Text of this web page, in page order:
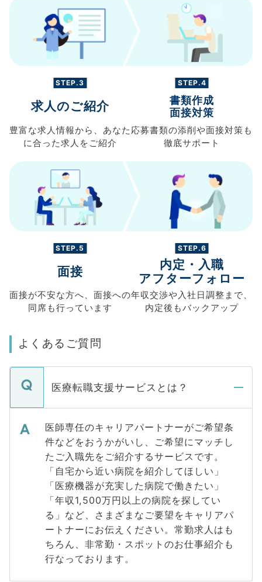
STEP.3
求人のご紹介
豊富な求人情報から、 あなた
に合った求人を ご紹介
STEP.4
書類作成
面接対策
応募書類の添削や面接対策も
徹底サポート
STEP.5
面接
面接が不安な方へ、 面接への
同席も行っています
STEP.6
内定・入職
アフターフォロー
年収交渉や入社日調整まで、
内定後もバックアップ
よくあるご質問
医療転職支援サービスとは？
医師専任のキャリアパートナーがご希望条
件などをおうかがいし、ご希望にマッチし
たご入職先をご紹介するサービスです。
「自宅から近い病院を紹介してほしい」
「医療機器が充実した病院で働きたい」
「年収1,500万円以上の病院を探してい
る」など、さまざまなご要望をキャリアパ
ートナーにお伝えください。常勤求人はも
ちろん、非常勤・スポットのお仕事紹介も
行なっております。